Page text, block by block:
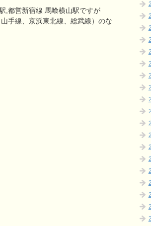
,都営新宿線 馬喰横山駅ですが
手線、京浜東北線、総武線）のな